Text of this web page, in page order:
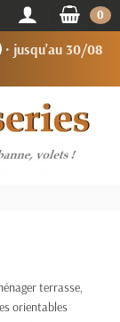
· jusqu'au 30/08
0
terrasse,
orientables